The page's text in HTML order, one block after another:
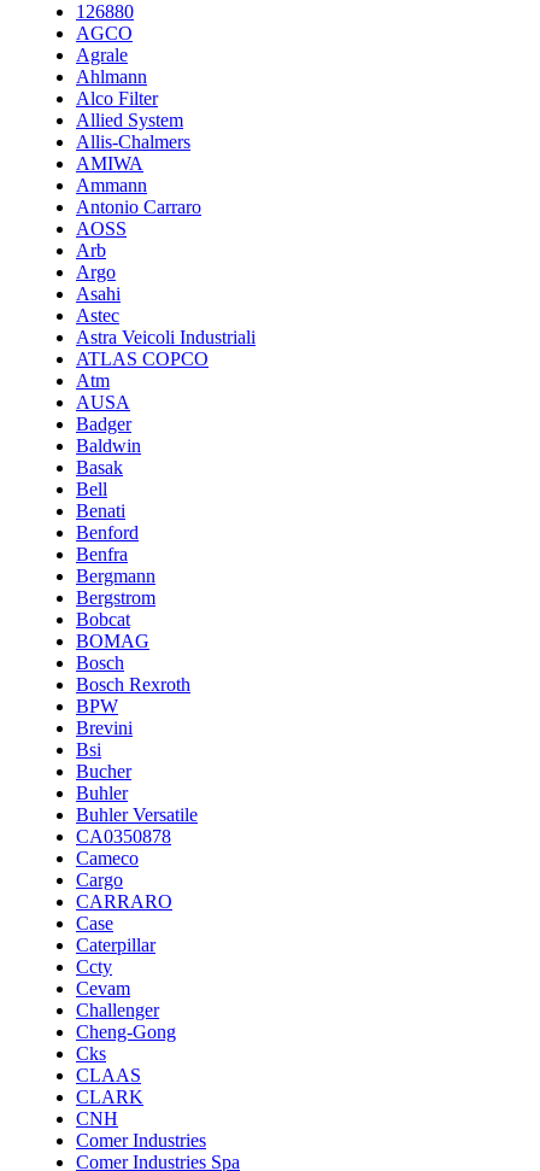
126880
AGCO
Agrale
Ahlmann
Alco Filter
Allied System
Allis-Chalmers
AMIWA
Ammann
Antonio Carraro
AOSS
Arb
Argo
Asahi
Astec
Astra Veicoli Industriali
ATLAS COPCO
Atm
AUSA
Badger
Baldwin
Basak
Bell
Benati
Benford
Benfra
Bergmann
Bergstrom
Bobcat
BOMAG
Bosch
Bosch Rexroth
BPW
Brevini
Bsi
Bucher
Buhler
Buhler Versatile
CA0350878
Cameco
Cargo
CARRARO
Case
Caterpillar
Ccty
Cevam
Challenger
Cheng-Gong
Cks
CLAAS
CLARK
CNH
Comer Industries
Comer Industries Spa